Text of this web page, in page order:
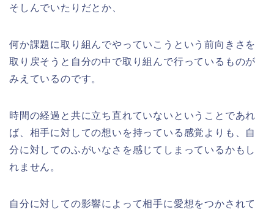
そしんでいたりだとか、
何か課題に取り組んでやっていこうという前向きさを
取り戻そうと自分の中で取り組んで行っているものが
みえているのです。
時間の経過と共に立ち直れていないということであれ
ば、相手に対しての想いを持っている感覚よりも、自
分に対してのふがいなさを感じてしまっているかもし
れません。
自分に対しての影響によって相手に愛想をつかされて